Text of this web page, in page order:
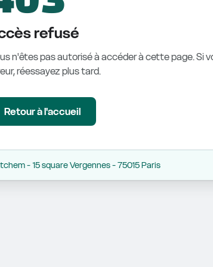
refusé
n'êtes pas autorisé à accéder à cette page. Si
réessayez plus tard.
Retour à l'accueil
- 15 square Vergennes - 75015 Paris